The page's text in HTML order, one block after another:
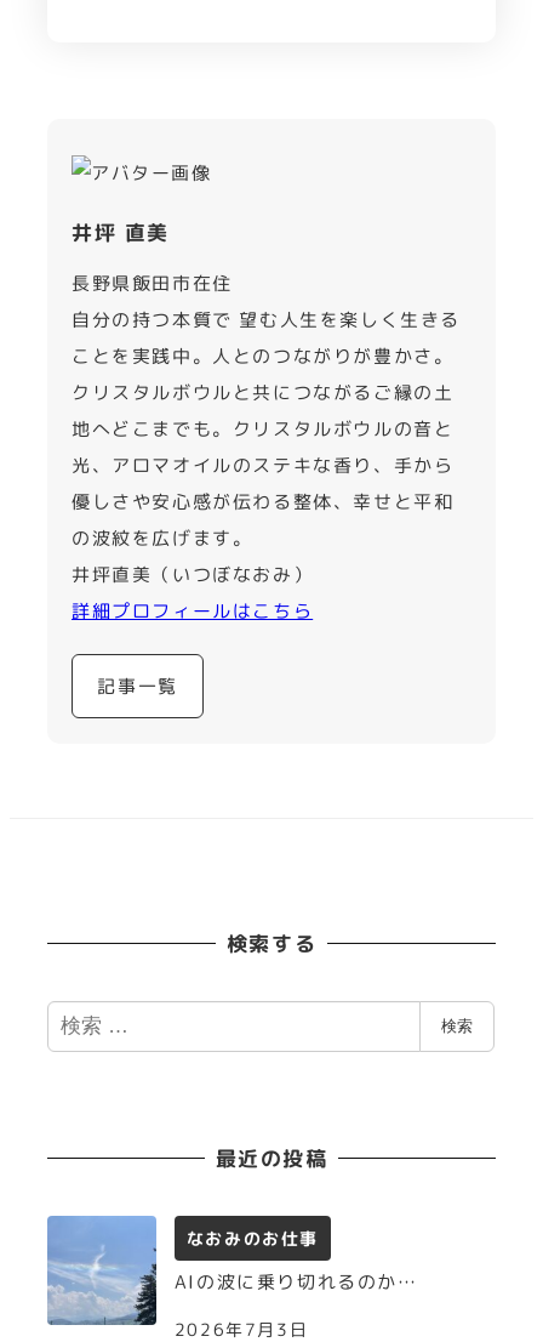
井坪 直美
長野県飯田市在住
自分の持つ本質で 望む人生を楽しく生きる
ことを実践中。人とのつながりが豊かさ。
クリスタルボウルと共につながるご縁の土
地へどこまでも。クリスタルボウルの音と
光、アロマオイルのステキな香り、手から
優しさや安心感が伝わる整体、幸せと平和
の波紋を広げます。
井坪直美（いつぼなおみ）
詳細プロフィールはこちら
記事一覧
検索する
検
索
検索
最近の投稿
なおみのお仕事
AIの波に乗り切れるのか…
2026年7月3日